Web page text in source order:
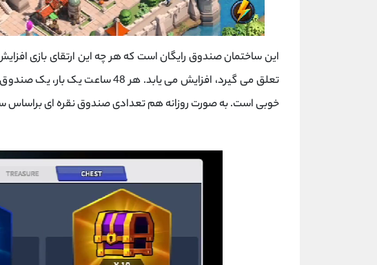
این ساختمان صندوق رایگان است که هر چه این ارتقای بازی
تعلق می گیرد، افزایش می یابد. هر
خوبی است. به صورت روزانه هم تعدادی صندوق نقره ای براساس